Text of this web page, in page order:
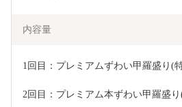
内容量
1回目：プレミアムずわい甲羅盛り(
2回目：プレミアム本ずわい甲羅盛